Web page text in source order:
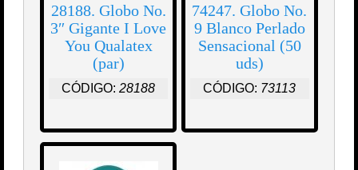
28188. Globo No.
3″ Gigante I Love
You Qualatex
(par)
CÓDIGO: 28188
74247. Globo No.
9 Blanco Perlado
Sensacional (50
uds)
CÓDIGO: 73113